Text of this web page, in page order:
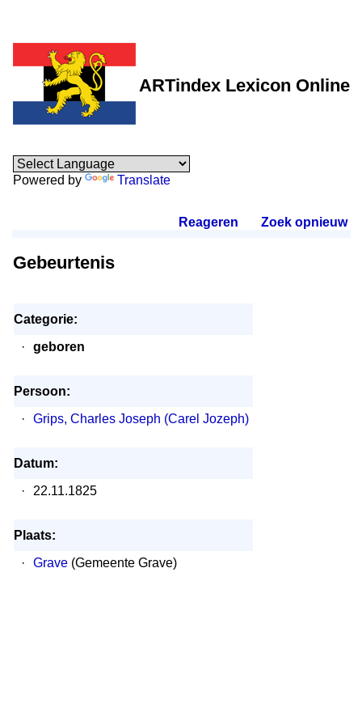
ARTindex Lexicon Online
Powered by Translate
Reageren Zoek opnieuw.
Gebeurtenis
Categorie:
·
geboren
Persoon:
·
Grips, Charles Joseph (Carel Jozeph)
Datum:
·
22.11.1825
Plaats:
·
Grave(Gemeente Grave)